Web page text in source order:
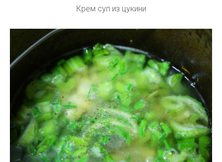
Крем суп из цукини